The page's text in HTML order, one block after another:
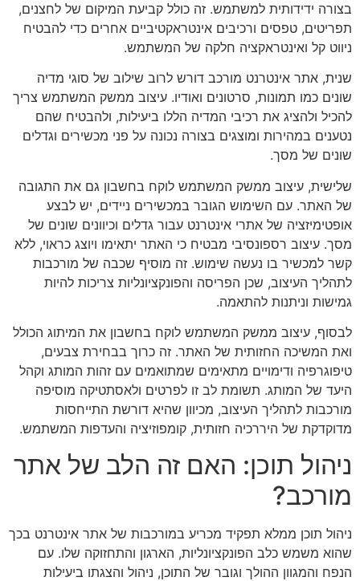
בצורה ידידותית למשתמש. זה כולל קביעת המיקום של לחצנים,
תפריטים, טפסים ורכיבים אינטראקטיביים אחרים כדי להבטיח
ניווט קל ואינטראקציה חלקה של המשתמש.
שנית, אתר אינטרנט מורכב דורש לרוב שילוב של סוגי מדיה
שונים כמו תמונות, סרטונים ואודיו. עיצוב ממשק המשתמש צריך
להכיל ולהציג את רכיבי המדיה הללו ביעילות, ולהבטיח שהם
נטענים במהירות ומוצגים בצורה נכונה על פני מכשירים וגדלים
שונים של מסך.
שלישית, עיצוב ממשק המשתמש לוקח בחשבון גם את התגובה
של האתר. עם השימוש הגובר במכשירים ניידים, יש לבצע
אופטימיזציה של אתרי אינטרנט עבור גדלים וכיוונים שונים של
מסך. עיצוב רספונסיבי מבטיח כי האתר יתאימו ויוצג כראוי, ללא
קשר למכשיר בו נעשה שימוש. זה מוסיף שכבה של מורכבות
לתהליך העיצוב, שכן הפריסה והפונקציונליות צריכות להיות
גמישות וניתנות להתאמה.
לבסוף, עיצוב ממשק המשתמש לוקח בחשבון את המיתוג הכולל
ואת המשיכה החזותית של האתר. זה כרוך בבחירת צבעים,
טיפוגרפיה ודימויים מתאימים שמתואמים עם זהות המותג וקהל
היעד של המותג. תשומת לב זו לפרטים ולאסתטיקה מוסיפה
מורכבות לתהליך העיצוב, מכיוון שהיא דורשת התייחסות
מדוקדקת של היררכיה חזותית, קומפוזיציה והעדפות המשתמש.
ניהול תוכן: האם זה הלב של אתר
מורכב?
ניהול תוכן ממלא תפקיד מכריע במורכבות של אתר אינטרנט בכך
שהוא משמש כלב הפונקציונליות, הארגון והתחזוקה שלו. עם
הנפח והמגוון ההולך וגובר של התוכן, ניהול והצגתו ביעילות